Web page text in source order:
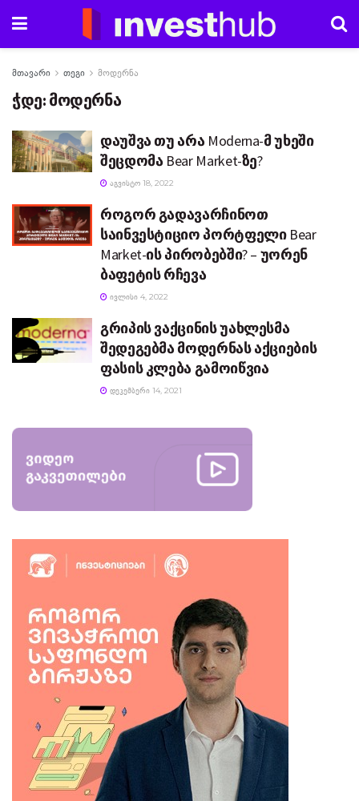
მთავარი თეგი მოდერნა
ჭდე: მოდერნა
დაუშვა თუ არა Moderna-მ უხეში
შეცდომა Bear Market-ზე?
ᲐᲒᲕᲘᲡᲢᲝ 18, 2022
როგორ გადავარჩინოთ
საინვესტიციო პორტფელი Bear
Market-ის პირობებში? – უორენ
ბაფეტის რჩევა
ᲘᲕᲚᲘᲡᲘ 4, 2022
გრიპის ვაქცინის უახლესმა
შედეგებმა მოდერნას აქციების
ფასის კლება გამოიწვია
ᲓᲔᲙᲔᲛᲑᲔᲠᲘ 14, 2021